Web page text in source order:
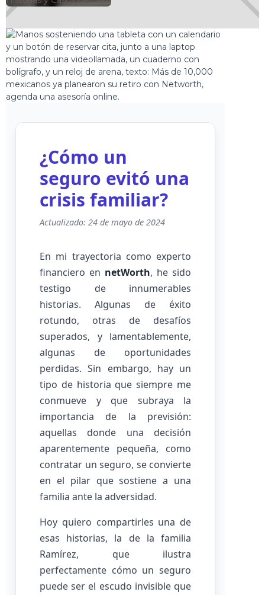
Jorge Gutiérrez
¿Cómo un
seguro evitó una
crisis familiar?
Actualizado: 24 de mayo de 2024
En mi trayectoria como experto
financiero en netWorth, he sido
testigo de innumerables
historias. Algunas de éxito
rotundo, otras de desafíos
superados, y lamentablemente,
algunas de oportunidades
perdidas. Sin embargo, hay un
tipo de historia que siempre me
conmueve y que subraya la
importancia de la previsión:
aquellas donde una decisión
aparentemente pequeña, como
contratar un seguro, se convierte
en el pilar que sostiene a una
familia ante la adversidad.
Hoy quiero compartirles una de
esas historias, la de la familia
Ramírez, que ilustra
perfectamente cómo un seguro
puede ser el escudo invisible que